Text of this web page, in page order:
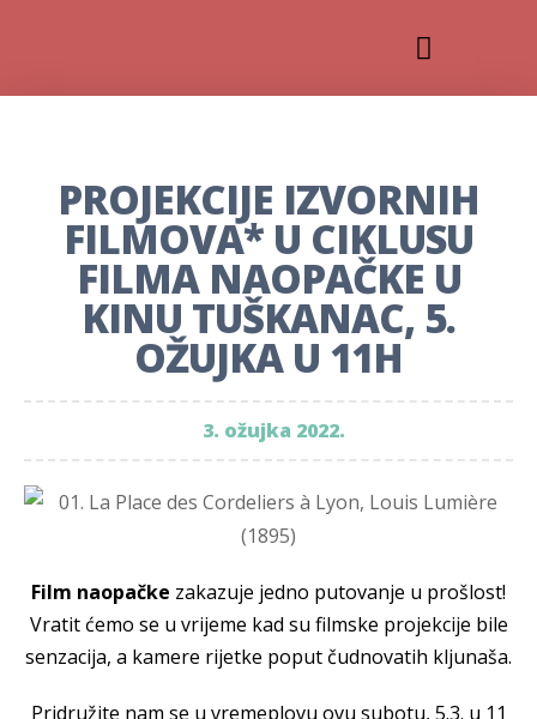
PROJEKCIJE IZVORNIH
FILMOVA* U CIKLUSU
FILMA NAOPAČKE U
KINU TUŠKANAC, 5.
OŽUJKA U 11H
3. ožujka 2022.
Film naopačke zakazuje jedno putovanje u prošlost!
Vratit ćemo se u vrijeme kad su filmske projekcije bile
senzacija, a kamere rijetke poput čudnovatih kljunaša.
Pridružite nam se u vremeplovu ovu subotu, 5.3. u 11